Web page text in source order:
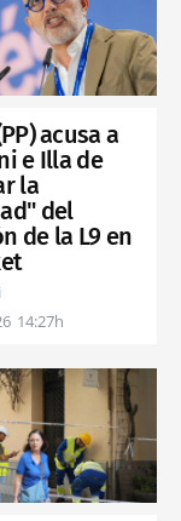
acusa a
e Illa de
la
del
de la L9 en
14:27h